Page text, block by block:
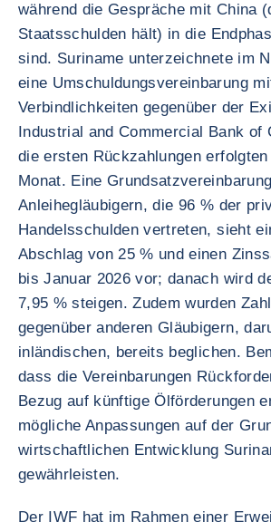
während die Gespräche mit China
Staatsschulden hält) in die
sind. Suriname unterzeichnete im
eine Umschuldungsvereinbarung
Verbindlichkeiten gegenüber der
Industrial and Commercial Bank of
die ersten Rückzahlungen
Monat. Eine
Anleihegläubigern, die 96 % der
Handelsschulden vertreten, sieht
Abschlag von 25 % und einen
bis Januar 2026 vor; danach wird
7,95 % steigen. Zudem wurden
gegenüber anderen Gläubigern,
inländischen, bereits beglichen.
dass die Vereinbarungen
Bezug auf künftige Ölförderungen
mögliche Anpassungen auf der
wirtschaftlichen Entwicklung
gewährleisten.
Der IWF hat im Rahmen einer